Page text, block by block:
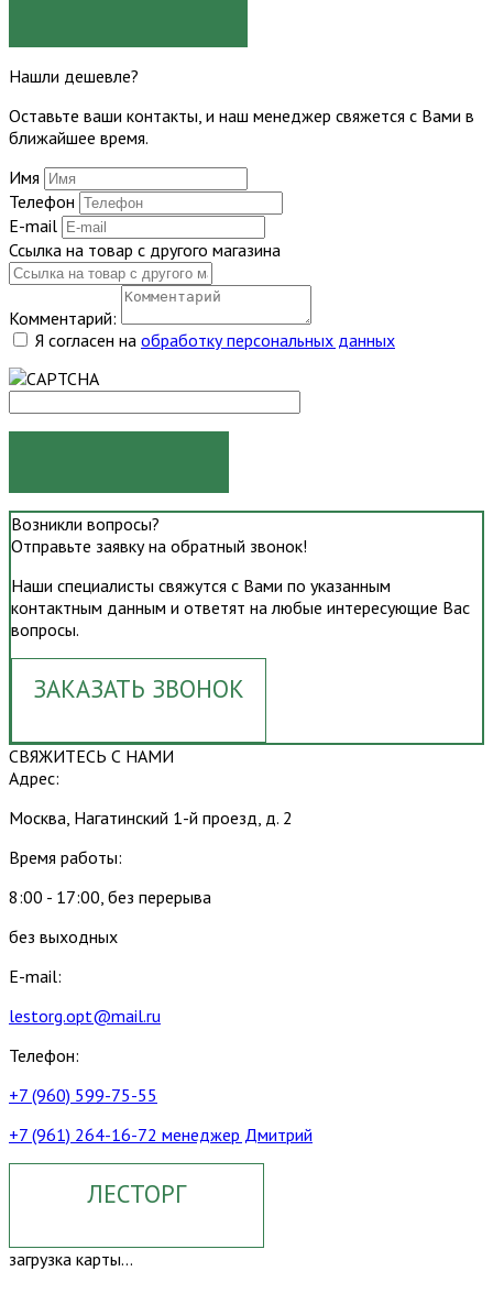
Нашли дешевле?
Оставьте ваши контакты, и наш менеджер свяжется с Вами в
ближайшее время.
Имя
Телефон
E-mail
Ссылка на товар с другого магазина
Комментарий:
Я согласен на обработку персональных данных
Возникли вопросы?
Отправьте заявку на обратный звонок!
Наши специалисты свяжутся с Вами по указанным
контактным данным и ответят на любые интересующие Вас
вопросы.
ЗАКАЗАТЬ ЗВОНОК
СВЯЖИТЕСЬ С НАМИ
Адрес:
Москва, Нагатинский 1-й проезд, д. 2
Время работы:
8:00 - 17:00, без перерыва
без выходных
E-mail:
lestorg.opt@mail.ru
Телефон:
+7 (960) 599-75-55
+7 (961) 264-16-72 менеджер Дмитрий
ЛЕСТОРГ
загрузка карты...